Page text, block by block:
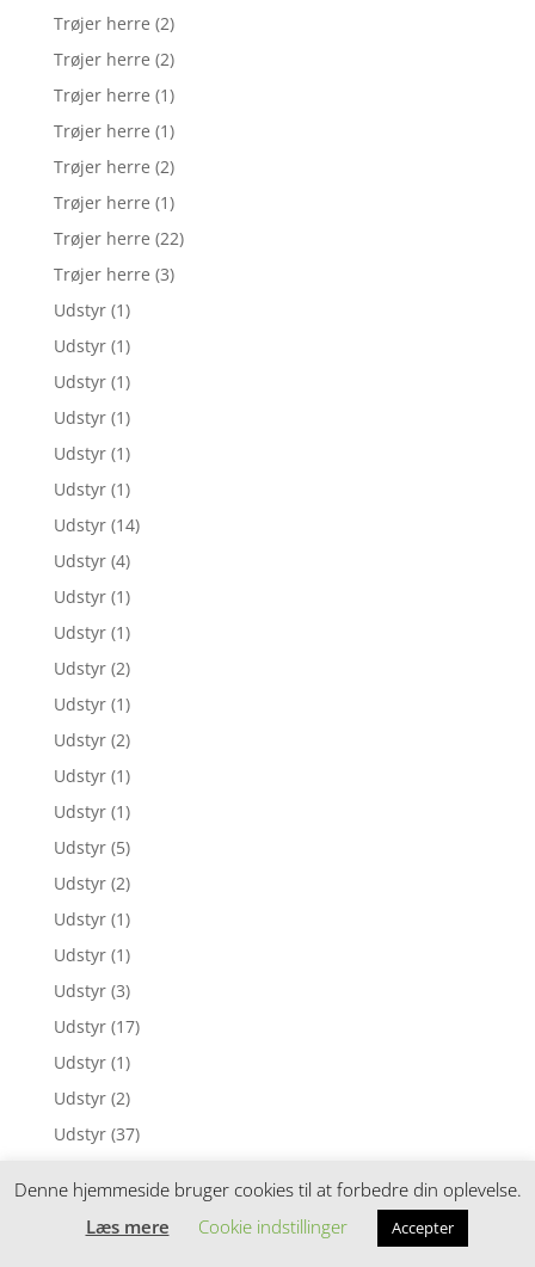
Trøjer herre (2)
Trøjer herre (2)
Trøjer herre (1)
Trøjer herre (1)
Trøjer herre (2)
Trøjer herre (1)
Trøjer herre (22)
Trøjer herre (3)
Udstyr (1)
Udstyr (1)
Udstyr (1)
Udstyr (1)
Udstyr (1)
Udstyr (1)
Udstyr (14)
Udstyr (4)
Udstyr (1)
Udstyr (1)
Udstyr (2)
Udstyr (1)
Udstyr (2)
Udstyr (1)
Udstyr (1)
Udstyr (5)
Udstyr (2)
Udstyr (1)
Udstyr (1)
Udstyr (3)
Udstyr (17)
Udstyr (1)
Udstyr (2)
Udstyr (37)
Udstyr
Udstyr (4)
Denne hjemmeside bruger cookies til at forbedre din oplevelse.
Læs mere
Cookie indstillinger Accepter